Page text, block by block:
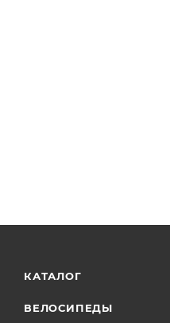
КАТАЛОГ
ВЕЛОСИПЕДЫ